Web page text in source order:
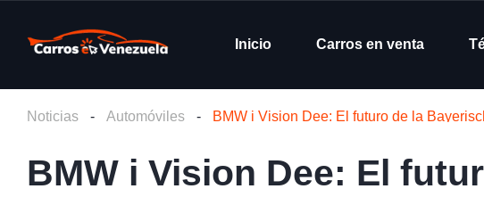
Inicio Carros en venta
Noticias - Automóviles - BMW i Vision Dee: El futuro de la
BMW i Vision Dee: El